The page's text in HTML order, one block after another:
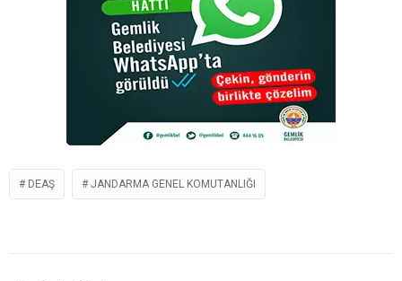
DEAŞ JANDARMA GENEL KOMUTANLIĞI